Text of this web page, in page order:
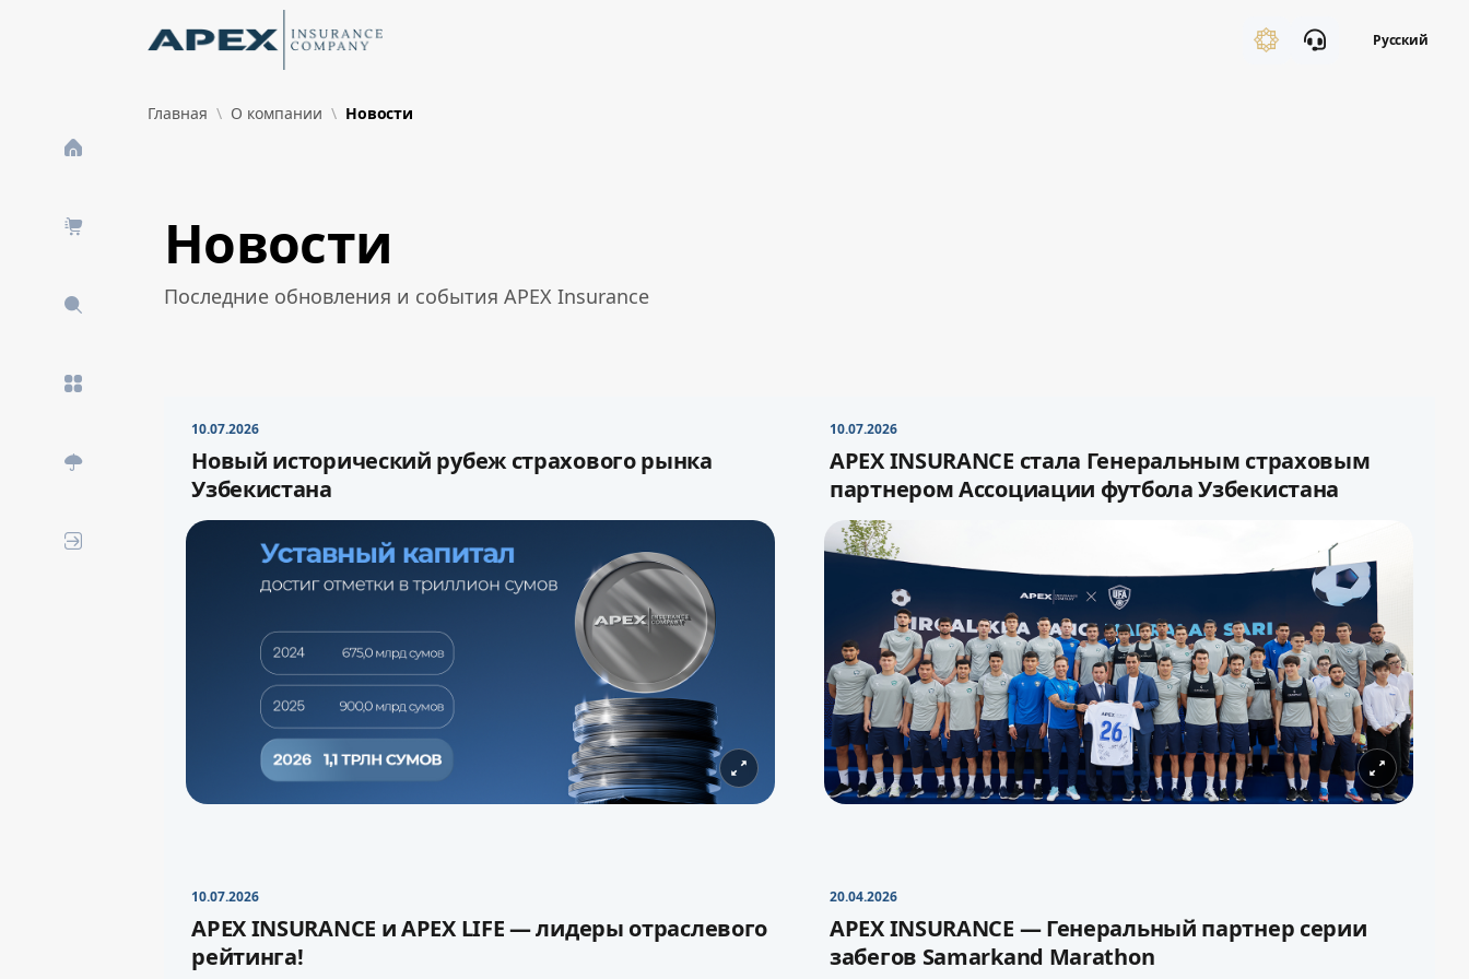
Русский
Главная О компании Новости
Новости
Последние обновления и события APEX Insurance
10.07.2026
Новый исторический рубеж страхового рынка
Узбекистана
сумов
Увеличение уставного капитала укрепляет финансовую
устойчивость компании и существенно расширяет
10.07.2026
APEX INSURANCE стала Генеральным страховым
партнером Ассоциации футбола Узбекистана
APEX INSURANCE стала Генеральным страховым
партнером Ассоциации футбола Узбекистана.
10.07.2026
APEX INSURANCE и APEX LIFE — лидеры отраслевого
рейтинга!
20.04.2026
APEX INSURANCE — Генеральный партнер серии
забегов Samarkand Marathon